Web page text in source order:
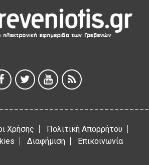
του «Πολιτιστικού
την βραβευμένη ταινία «Μικρές
Χρήσης
Πολιτική Απορρήτου
Διαφήμιση Επικοινωνία